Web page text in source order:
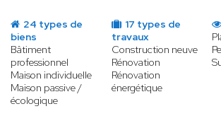
24 types de
biens
Bâtiment
professionnel
Maison individuelle
Maison passive /
écologique
17 types de
travaux
Construction neuve
Rénovation
Rénovation
énergétique